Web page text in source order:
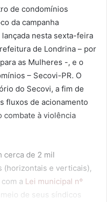
de condomínios
da campanha
nesta sexta-feira
de Londrina – por
as Mulheres -, e o
– Secovi-PR. O
do Secovi, a fim de
fluxos de acionamento
combate à violência
cerca de 2 mil
(horizontais e verticais),
a Lei municipal nº
de seus síndicos